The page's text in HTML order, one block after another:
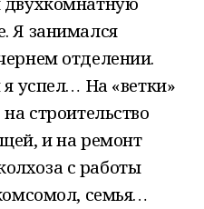
Я занимался
отделении.
успел… На «ветки»
строительство
и на ремонт
с работы
семья…